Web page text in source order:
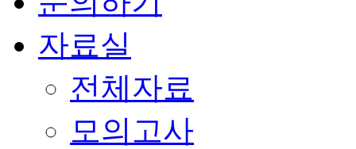
자료실
전체자료
모의고사